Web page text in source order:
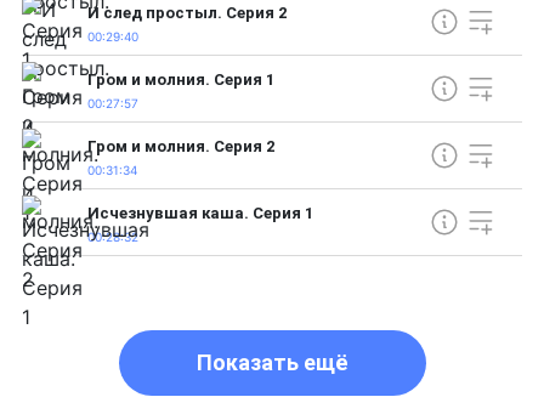
И след простыл. Серия 2
00:29:40
Гром и молния. Серия 1
00:27:57
Гром и молния. Серия 2
00:31:34
Исчезнувшая каша. Серия 1
00:28:32
Показать ещё